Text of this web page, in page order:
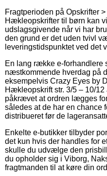
Fragtperioden på Opskrifter
Hækleopskrifter til børn kan
udslagsgivende når vi har
den grund er det uden tvivl
leveringstidspunktet ved det
En lang række e-forhandlere
næstkommende hverdag på
eksempelvis Crazy Eyes by
Hækleopskrift str. 3/5 – 10/
påkrævet at ordren lægges
således at de har en chance
distribueret før de
Enkelte e-butikker tilbyder
det kun hvis der handles for
skulle du udvælge den
du opholder sig i Viborg,
fragtmanden til at køre din